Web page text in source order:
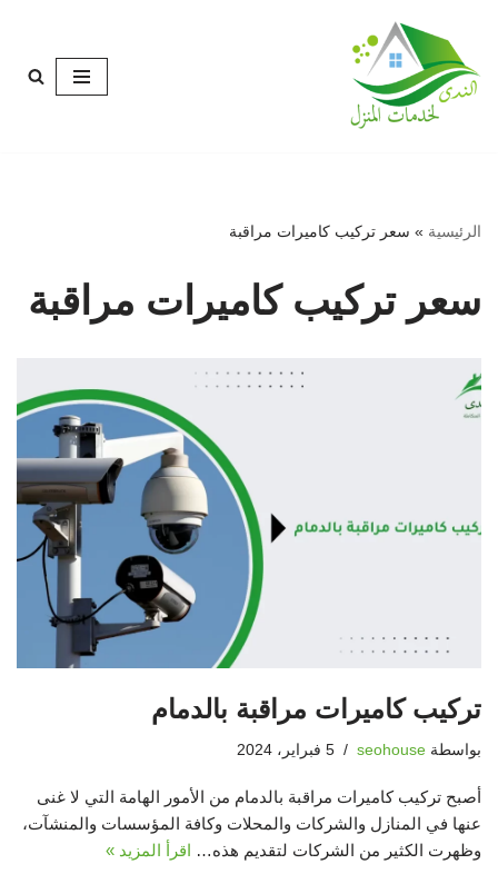
تخطى
إلى
المحتوى
الرئيسية » سعر تركيب كاميرات مراقبة
سعر تركيب كاميرات مراقبة
تركيب كاميرات مراقبة بالدمام
بواسطة seohouse 5 فبراير، 2024
أصبح تركيب كاميرات مراقبة بالدمام من الأمور الهامة التي لا غنى
عنها في المنازل والشركات والمحلات وكافة المؤسسات والمنشآت،
وظهرت الكثير من الشركات لتقديم هذه… اقرأ المزيد »